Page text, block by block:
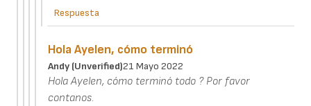
Respuesta
Hola Ayelen, cómo terminó
Andy (unverified)21 Mayo 2022
Hola Ayelen, cómo terminó todo ? Por favor
contanos.